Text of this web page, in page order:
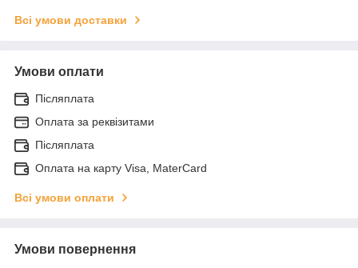
Всі умови доставки
Умови оплати
Післяплата
Оплата за реквізитами
Післяплата
Оплата на карту Visa, MaterCard
Всі умови оплати
Умови повернення